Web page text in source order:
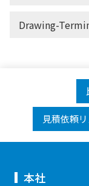
Drawing-
見積依頼
本社